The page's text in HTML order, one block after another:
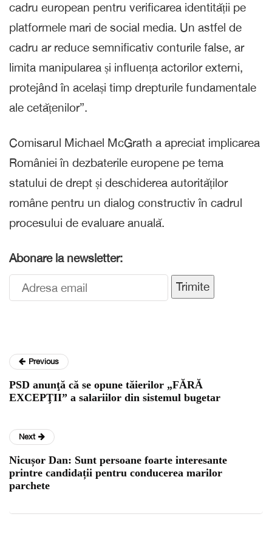
cadru european pentru verificarea identității pe
platformele mari de social media. Un astfel de
cadru ar reduce semnificativ conturile false, ar
limita manipularea și influența actorilor externi,
protejând în același timp drepturile fundamentale
ale cetățenilor”.
Comisarul Michael McGrath a apreciat implicarea
României în dezbaterile europene pe tema
statului de drept și deschiderea autorităților
române pentru un dialog constructiv în cadrul
procesului de evaluare anuală.
Abonare la newsletter:
Trimite
Previous
PSD anunţă că se opune tăierilor „FĂRĂ
EXCEPŢII” a salariilor din sistemul bugetar
Next
Nicușor Dan: Sunt persoane foarte interesante
printre candidații pentru conducerea marilor
parchete